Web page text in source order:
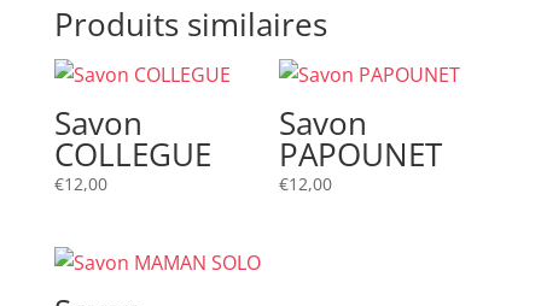
Produits similaires
Savon
COLLEGUE
€12,00
Savon
PAPOUNET
€12,00